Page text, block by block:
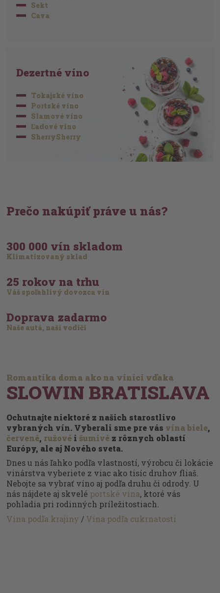
Sekt
Cava
Dezertné víno
Tokajské víno
Portské víno
Slamové víno
Ľadové víno
SherrySherry
Prečo nakúpiť práve u nás?
300 000 vín skladom
Klimatizovaný sklad
25 rokov na trhu
Váš spoľahlivý dovozca vín
Doprava zadarmo
Naše autá, naši vodiči
Romantika doma ako na vinici vďaka
SLOWIN BRATISLAVA
Ochutnajte niektoré z našich starostlivo
vybraných vín. Vyberali sme pre vás vína biele,
červené, ružové i šumivé z rôznych oblastí
Európy, ale aj Nového sveta.
Dnes u nás ľahko podľa vlastností, výrobcu či lokácie
vinárstva vyberiete z viac ako tisíc druhov fliaš.
Nebojte sa vybrať víno aj podľa druhu či odrody. U
nás nájdete aj skvelé portské vína, ktoré vás
pohladia pri rodinných príležitostiach.
Vína podľa krajiny / Vína podľa cukrnatosti